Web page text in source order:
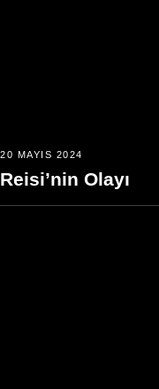
20 MAYIS 2024
Reisi’nin Olayı